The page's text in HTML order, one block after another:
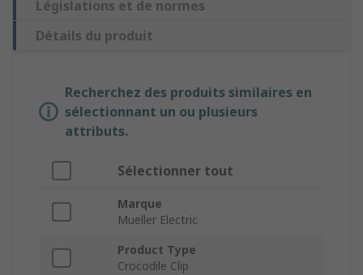
Législations et de normes
Détails du produit
Recherchez des produits similaires en
sélectionnant un ou plusieurs
attributs.
Sélectionner tout
Marque
Mueller Electric
Product Type
Crocodile Clip